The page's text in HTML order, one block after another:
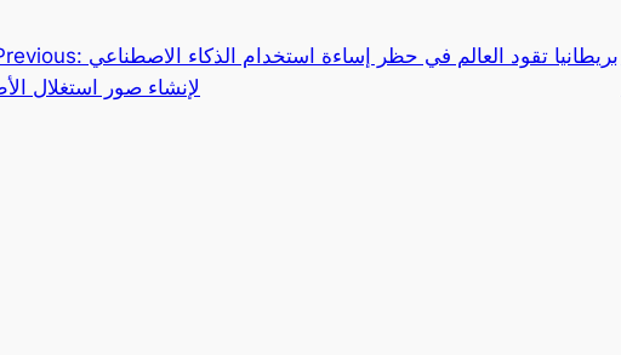
بريطانيا تقود العالم في حظر إساءة استخدام الذكاء الاصطناعي
لإنشاء صور استغلال